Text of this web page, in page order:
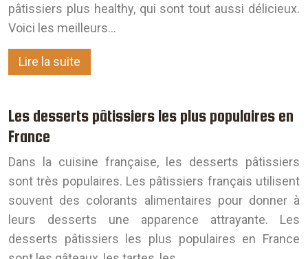
pâtissiers plus healthy, qui sont tout aussi délicieux.
Voici les meilleurs…
Lire la suite
Les desserts pâtissiers les plus populaires en
France
Dans la cuisine française, les desserts pâtissiers
sont très populaires. Les pâtissiers français utilisent
souvent des colorants alimentaires pour donner à
leurs desserts une apparence attrayante. Les
desserts pâtissiers les plus populaires en France